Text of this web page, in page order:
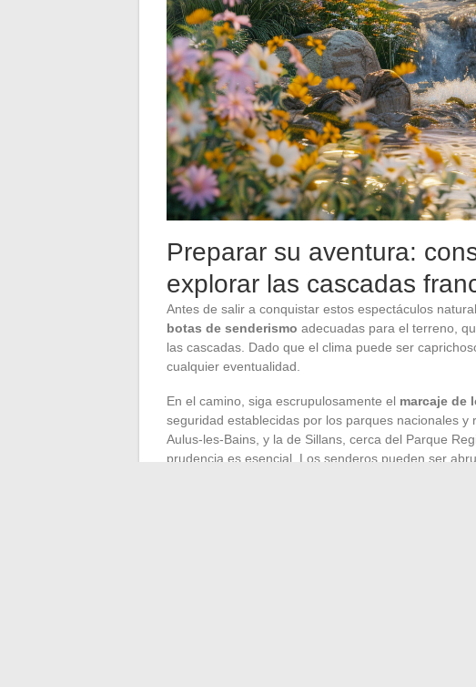
Preparar su aventura:
explorar las cascadas
Antes de salir a conquistar estos espectáculos
botas de senderismo adecuadas para el terreno,
las cascadas. Dado que el clima puede ser
cualquier eventualidad.
En el camino, siga escrupulosamente el marcaje de
seguridad establecidas por los parques nacionales
Aulus-les-Bains, y la de Sillans, cerca del Parque
prudencia es esencial. Los senderos pueden ser